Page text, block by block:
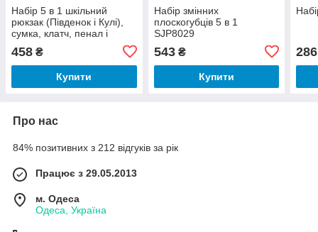
Набір 5 в 1 шкільний
рюкзак (Південок і Кулі),
сумка, клатч, пенал і
458 ₴
Купити
Набір змінних
плоскогубців 5 в 1
SJP8029
543₴
Купити
286
Про нас
84% позитивних з 212 відгуків за рік
Працює з 29.05.2013
м. Одеса
Одеса, Україна